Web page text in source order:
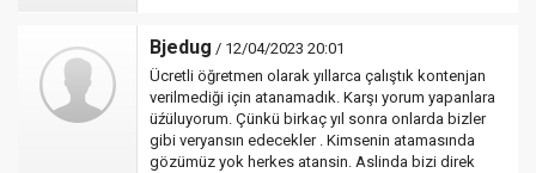
Bjedug / 12/04/2023 20:01
Ücretli öğretmen olarak yıllarca çalıştık kontenjan
verilmediği için atanamadık. Karşı yorum yapanlara
üźüluyorum. Çünkü birkaç yıl sonra onlarda bizler
gibi veryansın edecekler . Kimsenin atamasında
gözümüz yok herkes atansin. Aslinda bizi direk